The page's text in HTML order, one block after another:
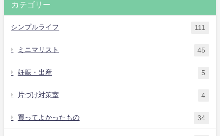
カテゴリー
シンプルライフ 111
ミニマリスト 45
妊娠・出産 5
片づけ対策室 4
買ってよかったもの 34